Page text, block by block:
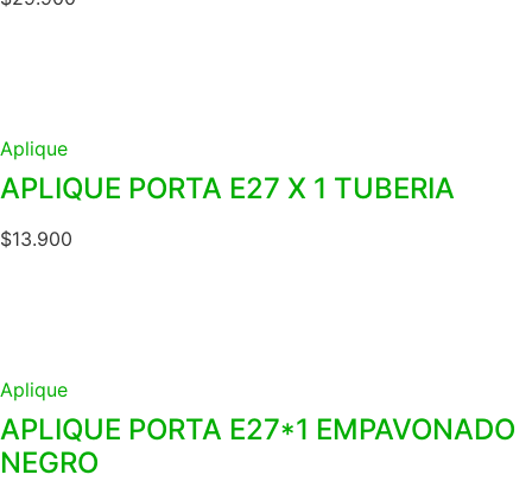
Aplique
APLIQUE PORTA E27 X 1 TUBERIA
$13.900
Aplique
APLIQUE PORTA E27*1 EMPAVONADO
NEGRO